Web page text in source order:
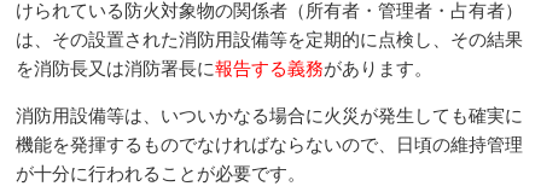
けられている防火対象物の関係者（所有者・管理者・占有者）
は、その設置された消防用設備等を定期的に点検し、その結果
を消防長又は消防署長に報告する義務があります。
消防用設備等は、いついかなる場合に火災が発生しても確実に
機能を発揮するものでなければならないので、日頃の維持管理
が十分に行われることが必要です。